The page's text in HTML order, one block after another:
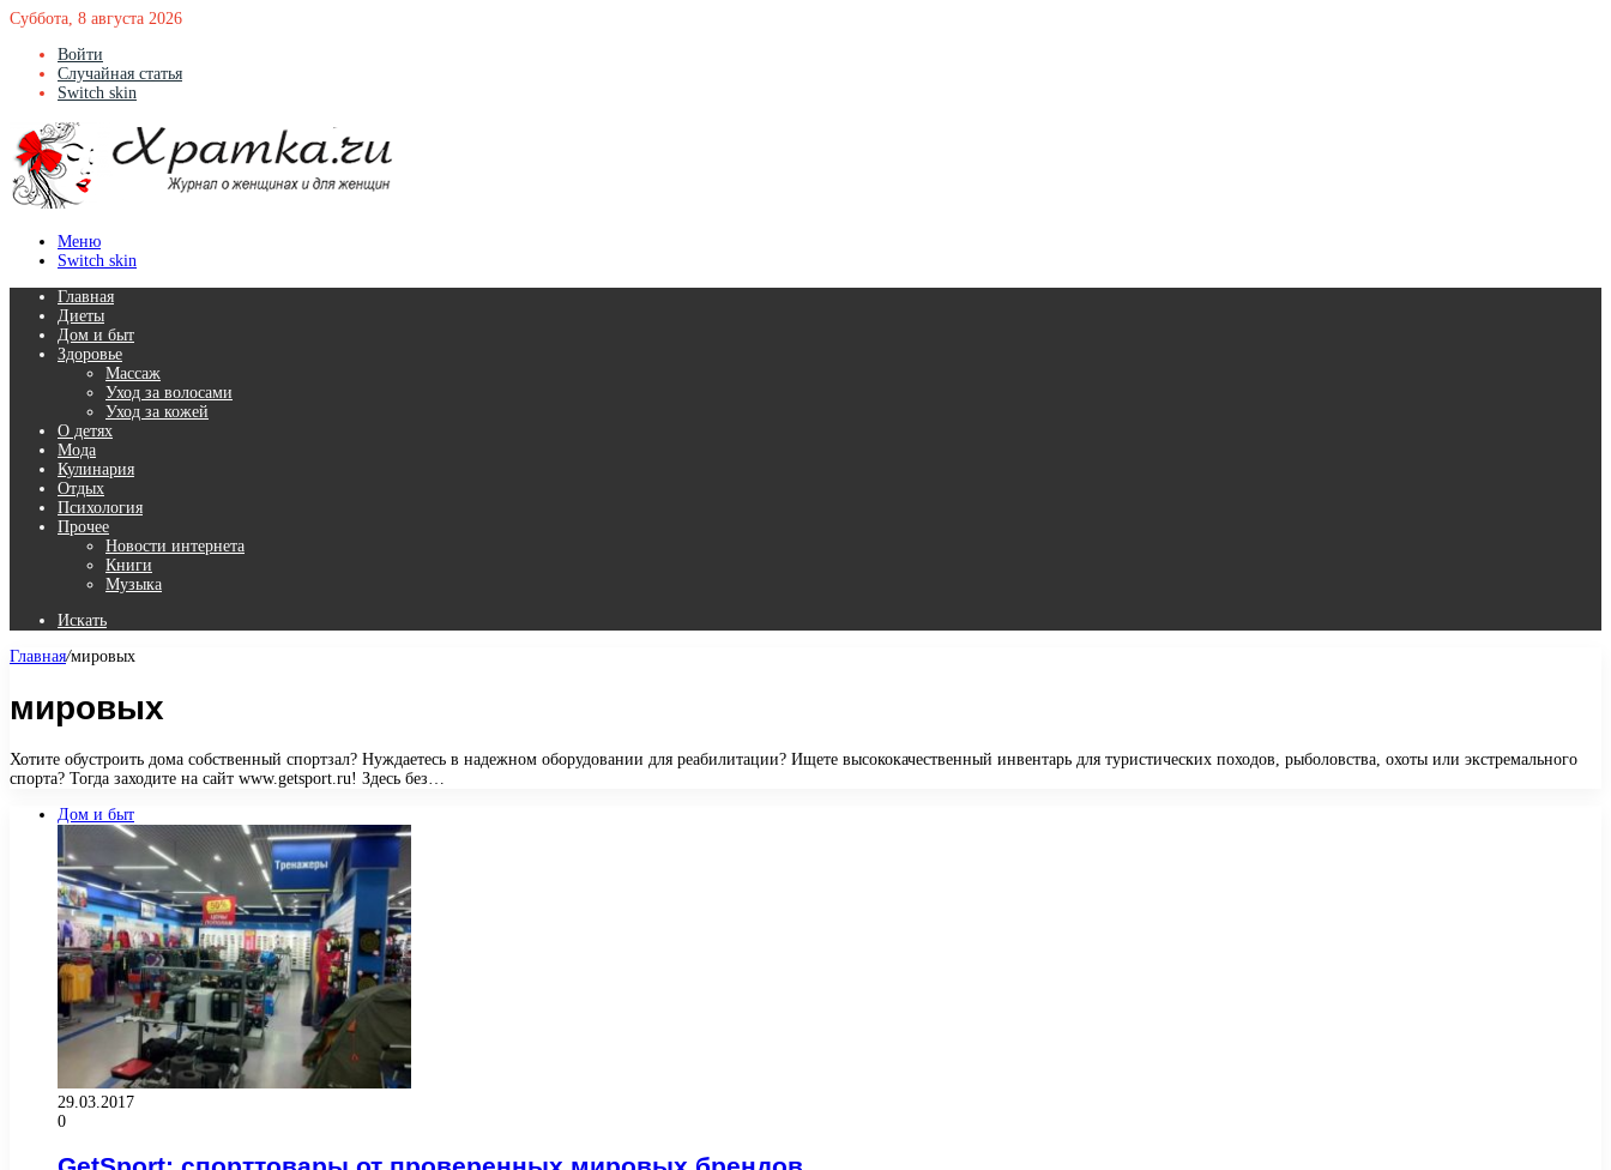
Суббота, 8 августа 2026
Войти
Случайная статья
Switch skin
Меню
Switch skin
Главная
Диеты
Дом и быт
Здоровье
Массаж
Уход за волосами
Уход за кожей
О детях
Мода
Кулинария
Отдых
Психология
Прочее
Новости интернета
Книги
Музыка
Искать
Главная/мировых
мировых
Хотите обустроить дома собственный спортзал? Нуждаетесь в надежном оборудовании для реабилитации? Ищете высококачественный инвентарь для туристических походов, рыболовства, охоты или экстремального
спорта? Тогда заходите на сайт www.getsport.ru! Здесь без…
Дом и быт
29.03.2017
0